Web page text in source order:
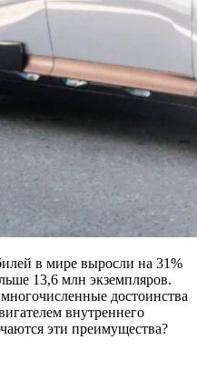
в мире выросли на 31%
13,6 млн экземпляров.
достоинства
внутреннего
эти преимущества?